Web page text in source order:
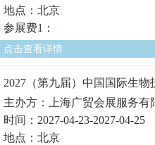
地点：北京
参展费1：
点击查看详情
2027（第九届）中国国际生物
主办方：上海广贸会展服务有
时间：2027-04-23-2027-04-25
地点：北京